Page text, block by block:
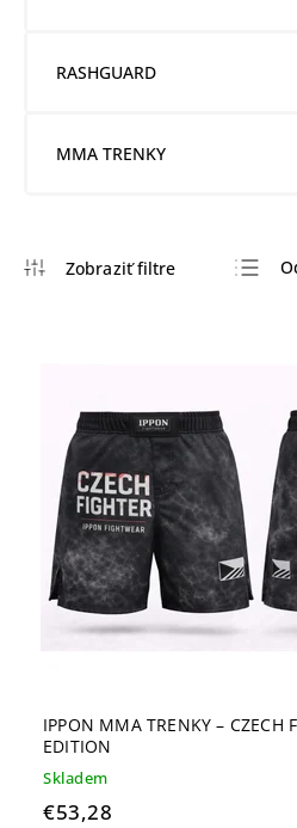
RASHGUARD
MMA TRENKY
IPPON MMA TRENKY – CZECH
EDITION
Skladem
€53,28